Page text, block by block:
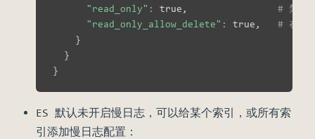
"read_only" : true, # 禁止
"read_only_allow_delete" : true, # 在
}
}
}
ES 默认未开启慢日志，可以给某个索引，或所有索
引添加慢日志配置：